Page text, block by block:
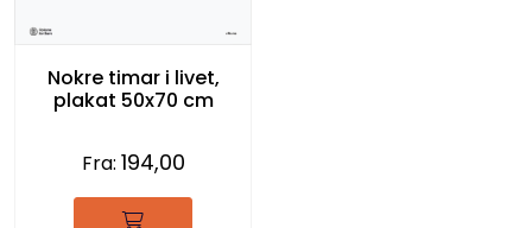
Nokre timar i livet,
plakat 50x70 cm
Fra: 194,00